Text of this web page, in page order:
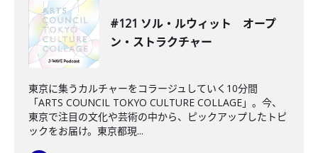
#121 ソル・ルウィット オープ
ン・ストラクチャー
東京に集うカルチャーをコラージュしていく10分間
「ARTS COUNCIL TOKYO CULTURE COLLAGE」。今、
東京で注目の文化や芸術の中から、ピックアップしたトピ
ックをお届け。東京都現...